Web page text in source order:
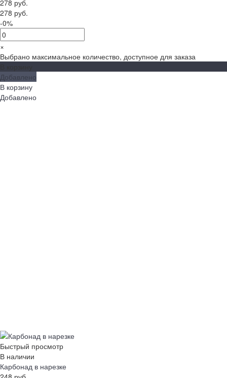
278 руб.
278 руб.
-0%
×
Выбрано максимальное количество, доступное для заказа
Добавлено
В корзину
Добавлено
Быстрый просмотр
В наличии
Карбонад в нарезке